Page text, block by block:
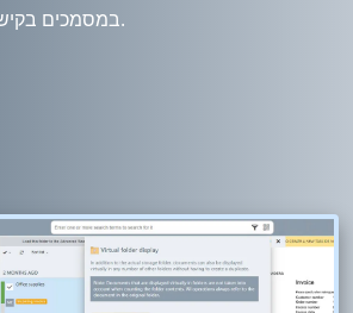
במסמכים בקישורי תיקיות וירטואליות.